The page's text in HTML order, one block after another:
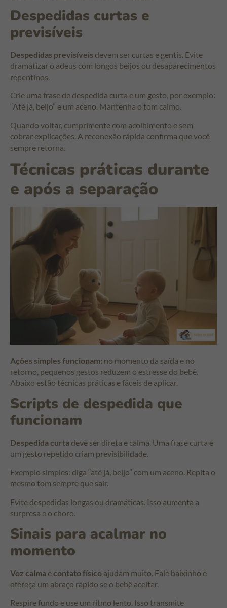
Despedidas curtas e
previsíveis
Despedidas previsíveis devem ser curtas e gentis. Evite
dramatizar o adeus com longos beijos ou desaparecimentos
repentinos.
Crie uma frase de despedida curta e um gesto, por exemplo:
“Até já, beijo” e um aceno. Mantenha o tom calmo.
Quando voltar, cumprimente com acolhimento e sem
cobrar explicações. A reconexão rápida confirma que você
sempre retorna.
Técnicas práticas durante
e após a separação
Ações simples funcionam: no momento da saída e no
retorno, pequenos gestos reduzem o estresse do bebê.
Abaixo estão técnicas práticas e fáceis de aplicar.
Scripts de despedida que
funcionam
Despedida curta deve ser direta e calma. Uma frase curta e
um gesto repetido criam previsibilidade.
Exemplo simples: diga “até já, beijo” com um aceno. Repita o
mesmo tom sempre que sair.
Evite despedidas longas ou dramáticas. Isso aumenta a
surpresa e o choro.
Sinais para acalmar no
momento
Voz calma econtato físico ajudam muito. Fale baixinho e
ofereça um abraço rápido se o bebê aceitar.
Respire fundo e use um ritmo lento. Isso transmite